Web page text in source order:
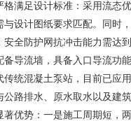
满足设计标准：采用流态
设计图纸要求匹配。同时
全防护网抗冲击能力需达
导流墙，具备入口导流功
统混凝土泵站，目前已应
路排水、原水取水以及建
优势：一是施工周期短，